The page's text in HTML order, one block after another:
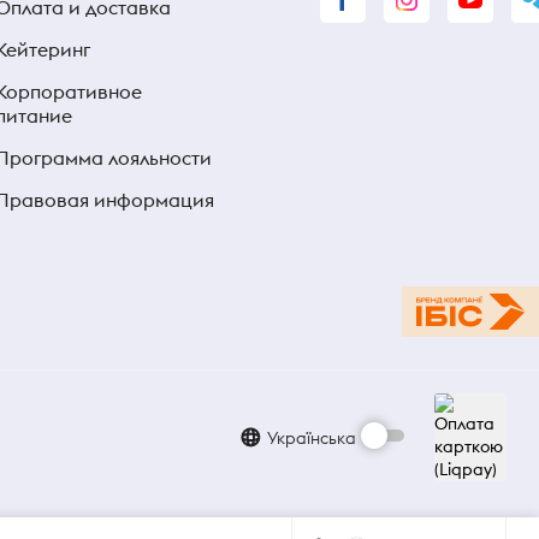
и доставка
лояльности
информация
Українська